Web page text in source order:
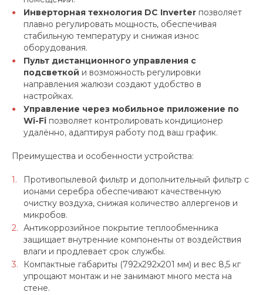
Инверторная технология DC Inverter позволяет
плавно регулировать мощность, обеспечивая
стабильную температуру и снижая износ
оборудования.
Пульт дистанционного управления с
подсветкой и возможность регулировки
направления жалюзи создают удобство в
настройках.
Управление через мобильное приложение по
Wi-Fi позволяет контролировать кондиционер
удалённо, адаптируя работу под ваш график.
Преимущества и особенности устройства:
Противопылевой фильтр и дополнительный фильтр с
ионами серебра обеспечивают качественную
очистку воздуха, снижая количество аллергенов и
микробов.
Антикоррозийное покрытие теплообменника
защищает внутренние компоненты от воздействия
влаги и продлевает срок службы.
Компактные габариты (792x292x201 мм) и вес 8,5 кг
упрощают монтаж и не занимают много места на
стене.